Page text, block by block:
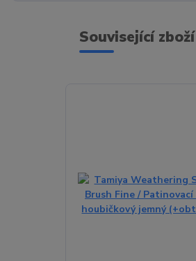
Související zboží